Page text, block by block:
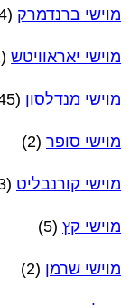
מוישי ברנדמרק (4)
מוישי יאראוויטש (1)
מוישי מנדלסון (45)
מוישי סופר (2)
מוישי קורנבליט (3)
מוישי קץ (5)
מוישי שרמן (2)